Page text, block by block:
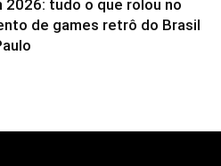
2026: tudo o que rolou no
de games retrô do Brasil